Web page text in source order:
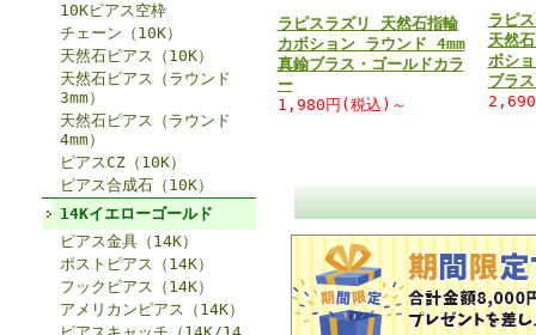
10Kピアス空枠
チェーン（10K）
天然石ピアス（10K）
天然石ピアス（ラウンド
3mm）
天然石ピアス（ラウンド
4mm）
ピアスCZ（10K）
ピアス合成石（10K）
14Kイエローゴールド
ピアス金具（14K）
ポストピアス（14K）
フックピアス（14K）
アメリカンピアス（14K）
ラピスラズリ 天然石指輪
カボション ラウンド 4mm
真鍮ブラス・ゴールドカラ
ー
1,980円(税込)～
ラピ
天然
ボシ
ブラ